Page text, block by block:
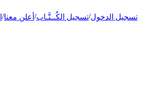
تسجيل الدخول/تسجيل الكُــتَّـاب/ أعلن معنا/